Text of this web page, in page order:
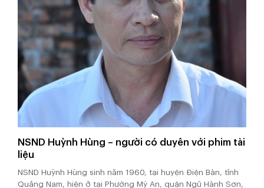
NSND Huỳnh Hùng – người có duyên với phim tài
liệu
NSND Huỳnh Hùng sinh năm 1960, tại huyện Điện Bàn, tỉnh
Quảng Nam, hiện ở tại Phường Mỹ An, quận Ngũ Hành Sơn,